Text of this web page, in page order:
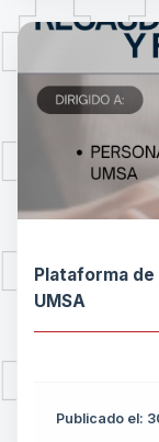
Plataforma de
UMSA
Publicado el: